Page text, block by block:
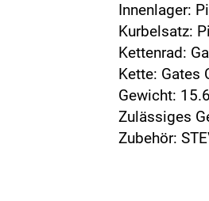
Innenlager:
Kurbelsatz:
Kettenrad:
Kette: Gates
Gewicht:
Zulässiges
Zubehör: